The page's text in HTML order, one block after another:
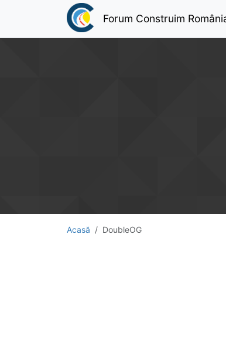
Forum Construim
Acasă DoubleOG